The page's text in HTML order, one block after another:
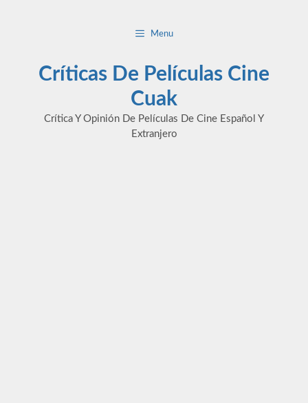
Menu
Críticas De Películas Cine
Cuak
Crítica Y Opinión De Películas De Cine Español Y
Extranjero